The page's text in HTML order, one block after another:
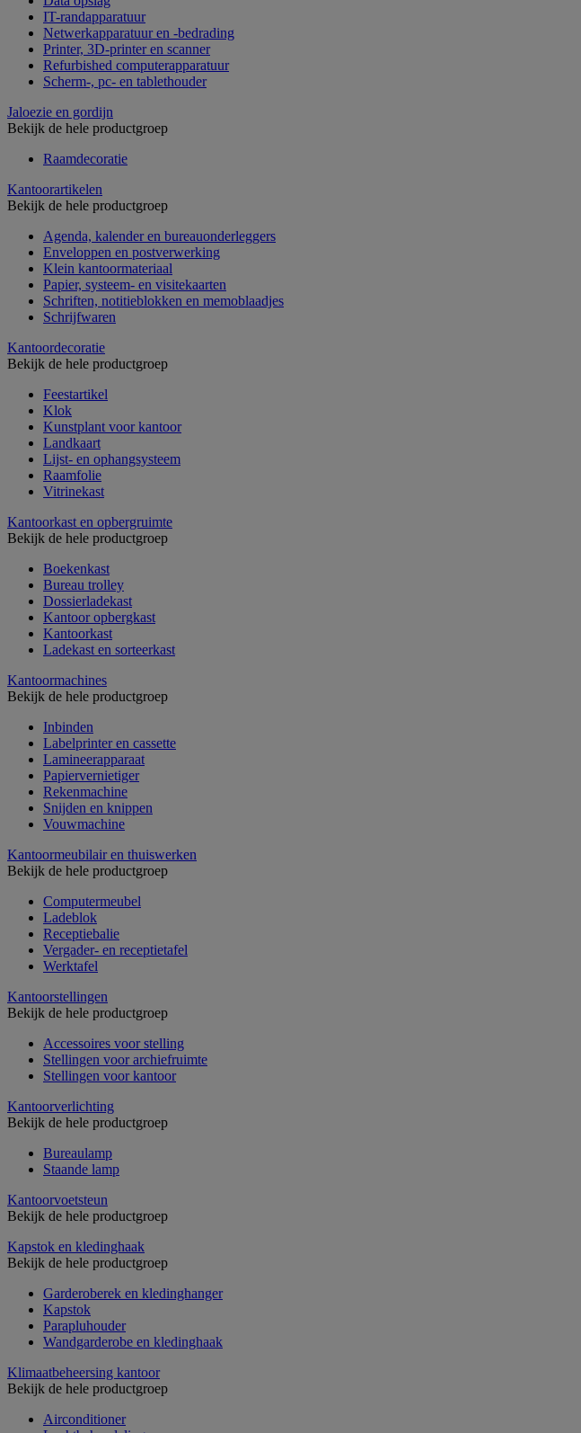
IT-randapparatuur
Netwerkapparatuur en -bedrading
Printer, 3D-printer en scanner
Refurbished computerapparatuur
Scherm-, pc- en tablethouder
Jaloezie en gordijn
Bekijk de hele productgroep
Raamdecoratie
Kantoorartikelen
Bekijk de hele productgroep
Agenda, kalender en bureauonderleggers
Enveloppen en postverwerking
Klein kantoormateriaal
Papier, systeem- en visitekaarten
Schriften, notitieblokken en memoblaadjes
Schrijfwaren
Kantoordecoratie
Bekijk de hele productgroep
Feestartikel
Klok
Kunstplant voor kantoor
Landkaart
Lijst- en ophangsysteem
Raamfolie
Vitrinekast
Kantoorkast en opbergruimte
Bekijk de hele productgroep
Boekenkast
Bureau trolley
Dossierladekast
Kantoor opbergkast
Kantoorkast
Ladekast en sorteerkast
Kantoormachines
Bekijk de hele productgroep
Inbinden
Labelprinter en cassette
Lamineerapparaat
Papiervernietiger
Rekenmachine
Snijden en knippen
Vouwmachine
Kantoormeubilair en thuiswerken
Bekijk de hele productgroep
Computermeubel
Ladeblok
Receptiebalie
Vergader- en receptietafel
Werktafel
Kantoorstellingen
Bekijk de hele productgroep
Accessoires voor stelling
Stellingen voor archiefruimte
Stellingen voor kantoor
Kantoorverlichting
Bekijk de hele productgroep
Bureaulamp
Staande lamp
Kantoorvoetsteun
Bekijk de hele productgroep
Kapstok en kledinghaak
Bekijk de hele productgroep
Garderoberek en kledinghanger
Kapstok
Parapluhouder
Wandgarderobe en kledinghaak
Klimaatbeheersing kantoor
Bekijk de hele productgroep
Airconditioner